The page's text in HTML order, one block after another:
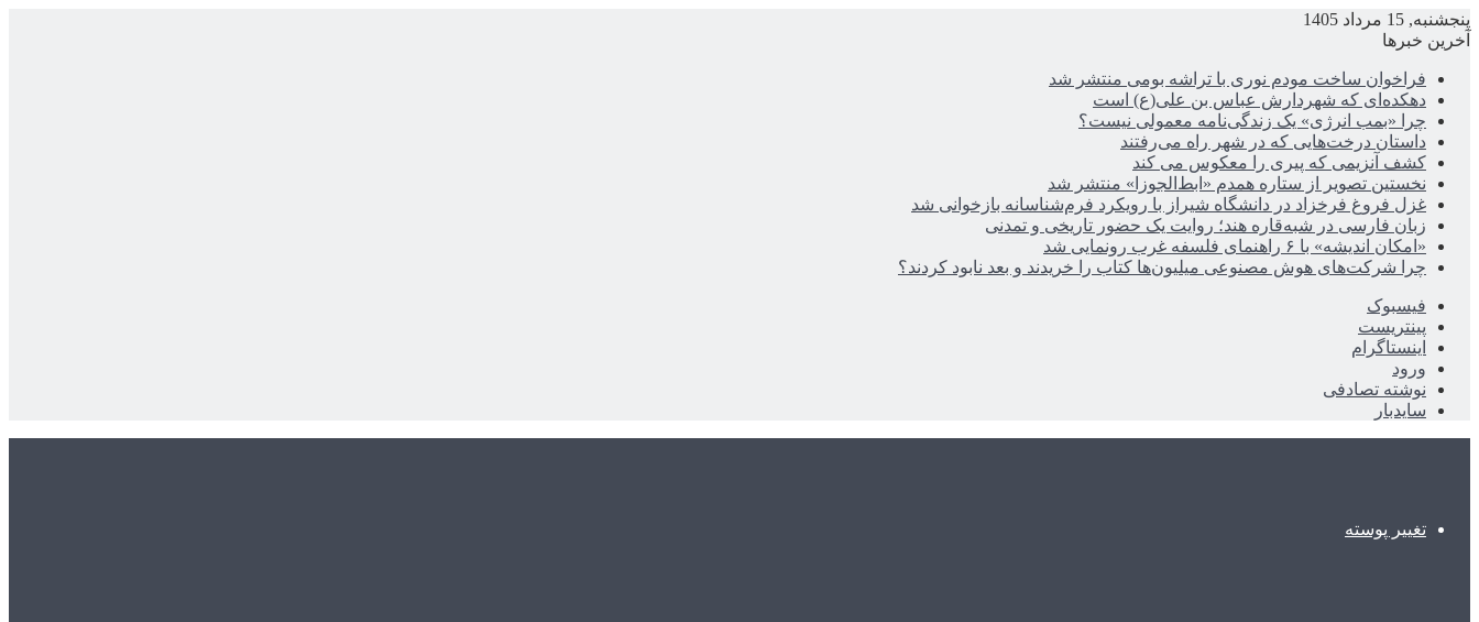
پنجشنبه, 15 مرداد 1405
آخرین خبرها
فراخوان ساخت مودم نوری با تراشه بومی منتشر شد
دهکده‌ای که شهردارش عباس بن علی(ع) است
چرا «بمب انرژی» یک زندگی‌نامه معمولی نیست؟
داستان درخت‌هایی که در شهر راه می‌رفتند
کشف آنزیمی که پیری را معکوس می کند
نخستین تصویر از ستاره همدم «ابط‌الجوزا» منتشر شد
غزل فروغ فرخزاد در دانشگاه شیراز با رویکرد فرم‌شناسانه بازخوانی شد
زبان فارسی در شبه‌قاره هند؛ روایت یک حضور تاریخی و تمدنی
«امکان اندیشه» با ۶ راهنمای فلسفه غرب رونمایی شد
چرا شرکت‌های هوش مصنوعی میلیون‌ها کتاب را خریدند و بعد نابود کردند؟
فیسبوک
پینتریست
اینستاگرام
ورود
نوشته تصادفی
سایدبار
تغییر پوسته